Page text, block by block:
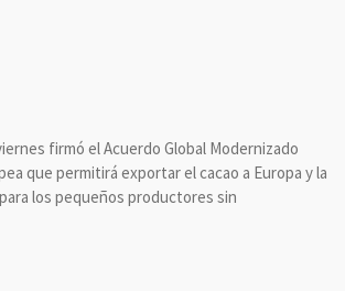
firmó el Acuerdo Global Modernizado
que permitirá exportar el cacao a Europa y la
los pequeños productores sin